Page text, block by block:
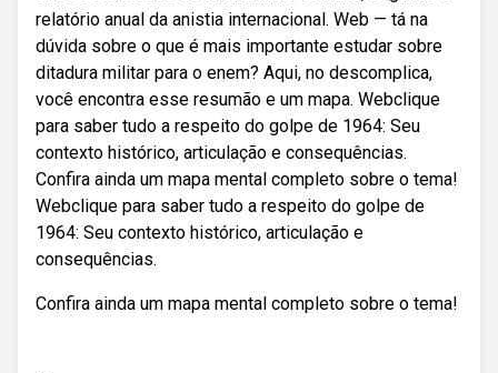
relatório anual da anistia internacional. Web — tá na
dúvida sobre o que é mais importante estudar sobre
ditadura militar para o enem? Aqui, no descomplica,
você encontra esse resumão e um mapa. Webclique
para saber tudo a respeito do golpe de 1964: Seu
contexto histórico, articulação e consequências.
Confira ainda um mapa mental completo sobre o tema!
Webclique para saber tudo a respeito do golpe de
1964: Seu contexto histórico, articulação e
consequências.
Confira ainda um mapa mental completo sobre o tema!